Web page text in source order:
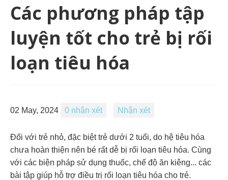
Các phương pháp tập
luyện tốt cho trẻ bị rối
loạn tiêu hóa
02 May, 2024 0 nhận xét Nhận xét
Đối với trẻ nhỏ, đặc biệt trẻ dưới 2 tuổi, do hệ tiêu hóa
chưa hoàn thiện nên bé rất dễ bị rối loạn tiêu hóa. Cùng
với các biện pháp sử dụng thuốc, chế độ ăn kiêng... các
bài tập giúp hỗ trợ điều trị rối loạn tiêu hóa cho trẻ.